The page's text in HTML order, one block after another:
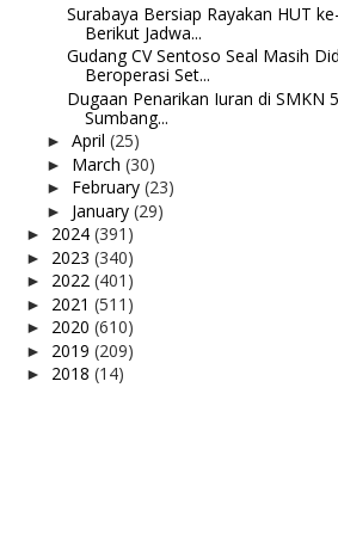
Surabaya Bersiap Rayakan HUT
Berikut Jadwa...
Gudang CV Sentoso Seal Masih
Beroperasi Set...
Dugaan Penarikan Iuran di SMKN
Sumbang...
► April (25)
► March (30)
► February (23)
► January (29)
► 2024 (391)
► 2023 (340)
► 2022 (401)
► 2021 (511)
► 2020 (610)
► 2019 (209)
► 2018 (14)